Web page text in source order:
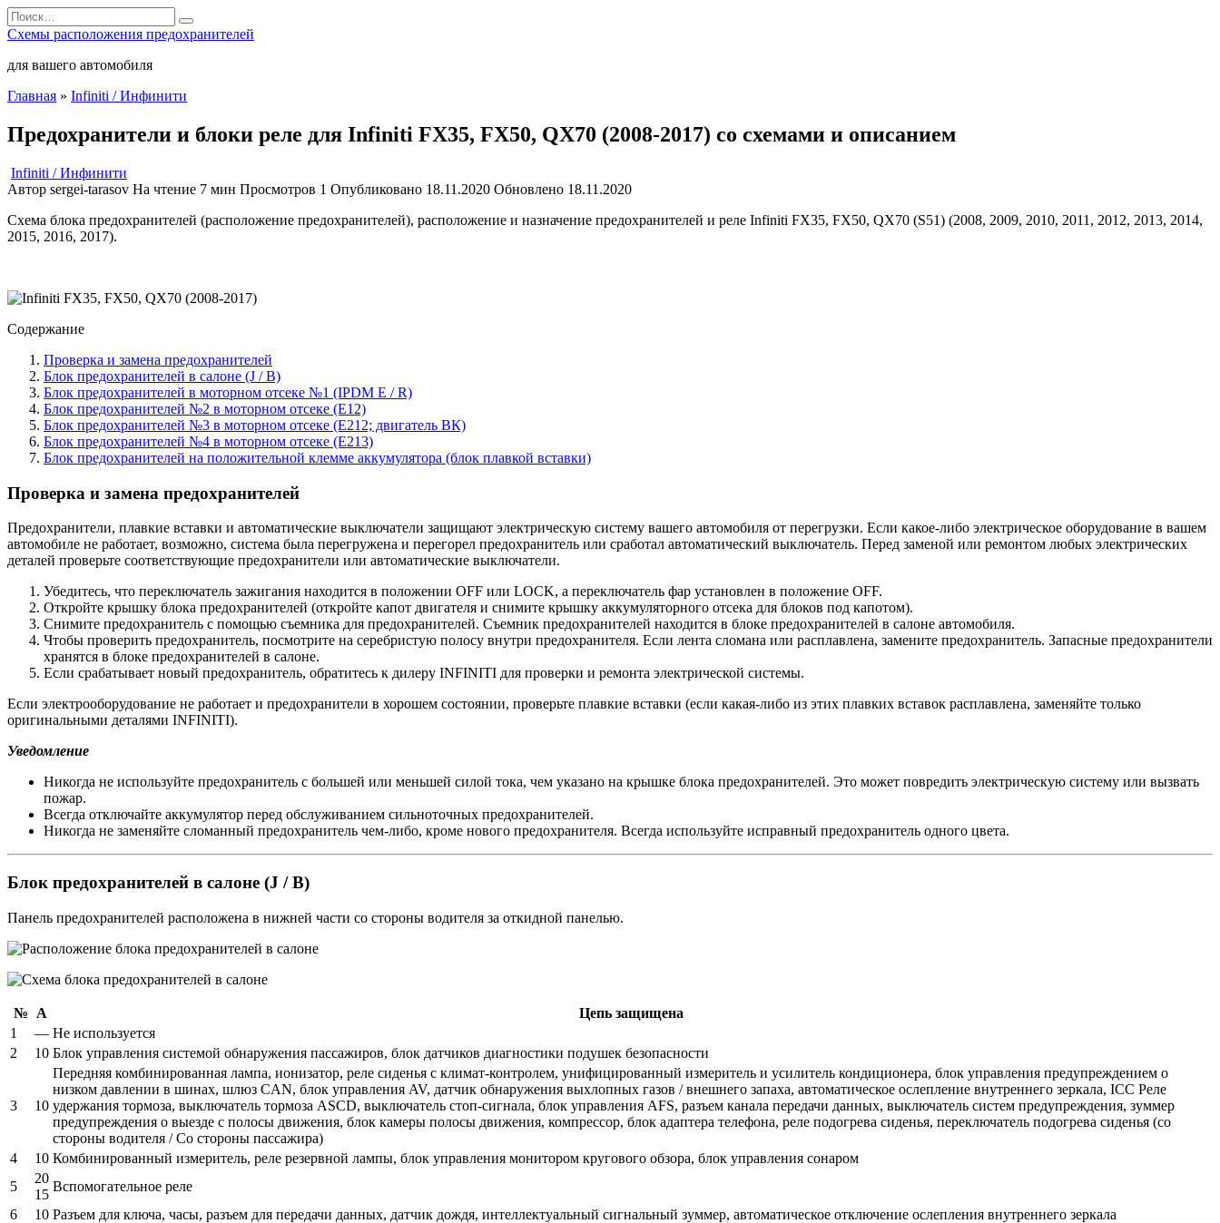
Перейти
к
содержанию
Search
for:
Схемы расположения предохранителей
для вашего автомобиля
Главная » Infiniti / Инфинити
Предохранители и блоки реле для Infiniti FX35, FX50, QX70 (2008-2017) со схемами и описанием
Infiniti / Инфинити
Автор sergei-tarasov На чтение 7 мин Просмотров 1 Опубликовано 18.11.2020 Обновлено 18.11.2020
Схема блока предохранителей (расположение предохранителей), расположение и назначение предохранителей и реле Infiniti FX35, FX50, QX70 (S51) (2008, 2009, 2010, 2011, 2012, 2013, 2014,
2015, 2016, 2017).
Содержание
Проверка и замена предохранителей
Блок предохранителей в салоне (J / B)
Блок предохранителей в моторном отсеке №1 (IPDM E / R)
Блок предохранителей №2 в моторном отсеке (E12)
Блок предохранителей №3 в моторном отсеке (E212; двигатель ВК)
Блок предохранителей №4 в моторном отсеке (E213)
Блок предохранителей на положительной клемме аккумулятора (блок плавкой вставки)
Проверка и замена предохранителей
Предохранители, плавкие вставки и автоматические выключатели защищают электрическую систему вашего автомобиля от перегрузки. Если какое-либо электрическое оборудование в вашем
автомобиле не работает, возможно, система была перегружена и перегорел предохранитель или сработал автоматический выключатель. Перед заменой или ремонтом любых электрических
деталей проверьте соответствующие предохранители или автоматические выключатели.
Убедитесь, что переключатель зажигания находится в положении OFF или LOCK, а переключатель фар установлен в положение OFF.
Откройте крышку блока предохранителей (откройте капот двигателя и снимите крышку аккумуляторного отсека для блоков под капотом).
Снимите предохранитель с помощью съемника для предохранителей. Съемник предохранителей находится в блоке предохранителей в салоне автомобиля.
Чтобы проверить предохранитель, посмотрите на серебристую полосу внутри предохранителя. Если лента сломана или расплавлена, замените предохранитель. Запасные предохранители
хранятся в блоке предохранителей в салоне.
Если срабатывает новый предохранитель, обратитесь к дилеру INFINITI для проверки и ремонта электрической системы.
Если электрооборудование не работает и предохранители в хорошем состоянии, проверьте плавкие вставки (если какая-либо из этих плавких вставок расплавлена, заменяйте только
оригинальными деталями INFINITI).
Уведомление
Никогда не используйте предохранитель с большей или меньшей силой тока, чем указано на крышке блока предохранителей. Это может повредить электрическую систему или вызвать
пожар.
Всегда отключайте аккумулятор перед обслуживанием сильноточных предохранителей.
Никогда не заменяйте сломанный предохранитель чем-либо, кроме нового предохранителя. Всегда используйте исправный предохранитель одного цвета.
Блок предохранителей в салоне (J / B)
Панель предохранителей расположена в нижней части со стороны водителя за откидной панелью.
№ А
Цепь защищена
1
— Не используется
2
10 Блок управления системой обнаружения пассажиров, блок датчиков диагностики подушек безопасности
3 10
Передняя комбинированная лампа, ионизатор, реле сиденья с климат-контролем, унифицированный измеритель и усилитель кондиционера, блок управления предупреждением о
низком давлении в шинах, шлюз CAN, блок управления AV, датчик обнаружения выхлопных газов / внешнего запаха, автоматическое ослепление внутреннего зеркала, ICC Реле
удержания тормоза, выключатель тормоза ASCD, выключатель стоп-сигнала, блок управления AFS, разъем канала передачи данных, выключатель систем предупреждения, зуммер
предупреждения о выезде с полосы движения, блок камеры полосы движения, компрессор, блок адаптера телефона, реле подогрева сиденья, переключатель подогрева сиденья (со
стороны водителя / Со стороны пассажира)
4
10 Комбинированный измеритель, реле резервной лампы, блок управления монитором кругового обзора, блок управления сонаром
5
20
15
Вспомогательное реле
6
10 Разъем для ключа, часы, разъем для передачи данных, датчик дождя, интеллектуальный сигнальный зуммер, автоматическое отключение ослепления внутреннего зеркала